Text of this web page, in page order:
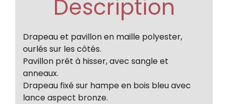
Description
Drapeau et pavillon en maille polyester,
ourlés sur les côtés.
Pavillon prêt à hisser, avec sangle et
anneaux.
Drapeau fixé sur hampe en bois bleu avec
lance aspect bronze.